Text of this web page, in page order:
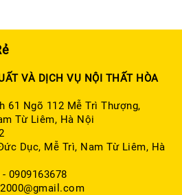
VÀ DỊCH VỤ NỘI THẤT HÒA
61 Ngõ 112 Mễ Trì Thượng,
Từ Liêm, Hà Nội
Dục, Mễ Trì, Nam Từ Liêm, Hà
0909163678